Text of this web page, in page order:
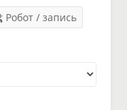
Робот / запись